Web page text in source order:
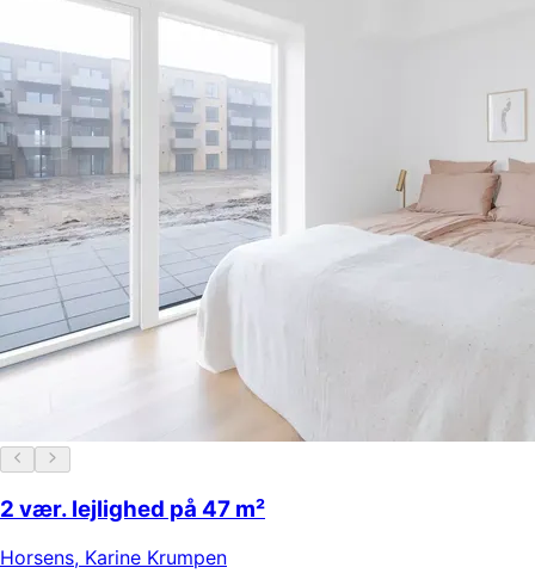
2 vær. lejlighed på 47 m²
Horsens, Karine Krumpen